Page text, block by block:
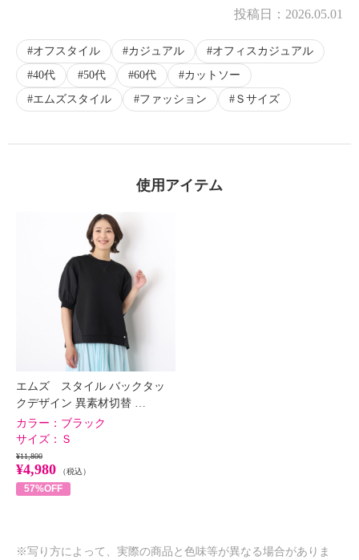
投稿日： 2026.05.01
オフスタイル カジュアル
オフィスカジュアル
40代
50代 60代
カットソー
エムズスタイル
ファッション Ｓサイズ
使用アイテム
エムズ スタイル バックタッ
クデザイン 異素材切替 …
カラー： ブラック
サイズ： Ｓ
¥11,800
¥4,980 （税込）
57%OFF
※写り方によって、実際の商品と色味等が異なる場合がありま